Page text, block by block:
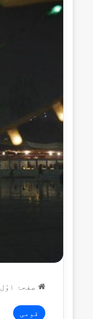
صفحۂ اوّل
قومی